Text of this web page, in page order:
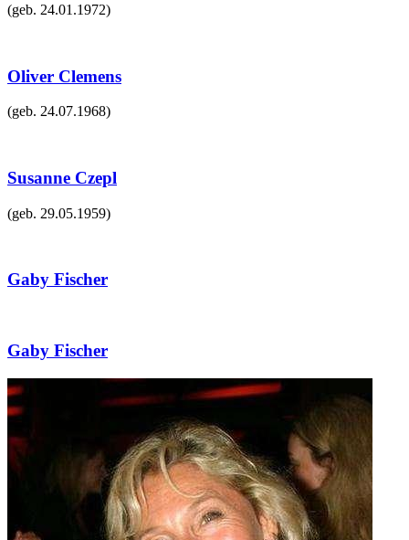
(geb. 24.01.1972)
Oliver Clemens
(geb. 24.07.1968)
Susanne Czepl
(geb. 29.05.1959)
Gaby Fischer
Gaby Fischer